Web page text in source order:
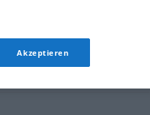
Akzeptieren